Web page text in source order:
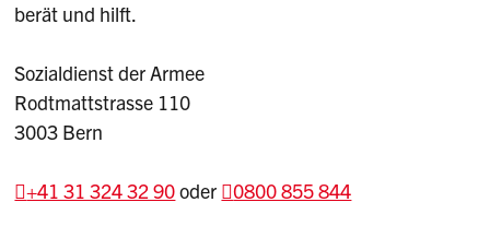
berät und hilft.
Sozialdienst der Armee
Rodtmattstrasse 110
3003 Bern
+41 31 324 32 90oder 0800 855 844